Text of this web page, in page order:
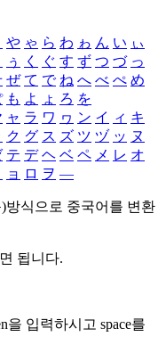
や ゃ ら わ ゎ ん い ぃ
ぅ く ぐ す ず つ づ っ
ぜ て で ね へ べ ぺ め
も よ ょ ろ を
ャ ラ ワ ヮ ン イ ィ キ
ク グ ス ズ ツ ヅ ッ ヌ
テ デ ヘ ベ ペ メ レ オ
ョ ロ ヲ ―
방식으로 중국어를 변환
됩니다.
을 입력하시고 space를